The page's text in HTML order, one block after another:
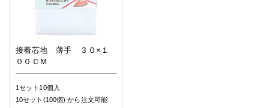
接着芯地 薄手 ３０×１
００ＣＭ
1セット10個入
10セット(100個)から注文可能